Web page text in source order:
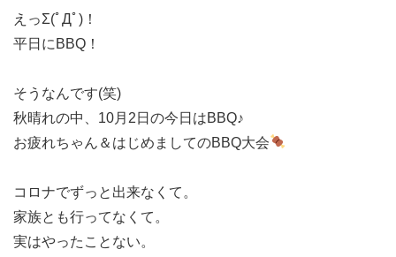
えっΣ(ﾟДﾟ)！
平日にBBQ！
そうなんです(笑)
秋晴れの中、10月2日の今日はBBQ♪
お疲れちゃん＆はじめましてのBBQ大会
コロナでずっと出来なくて。
家族とも行ってなくて。
実はやったことない。